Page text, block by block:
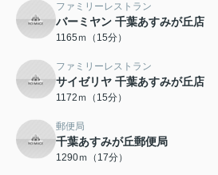
ファミリーレストラン
バーミヤン 千葉あすみが丘店
1165ｍ（15分）
ファミリーレストラン
サイゼリヤ 千葉あすみが丘店
1172ｍ（15分）
郵便局
千葉あすみが丘郵便局
1290ｍ（17分）